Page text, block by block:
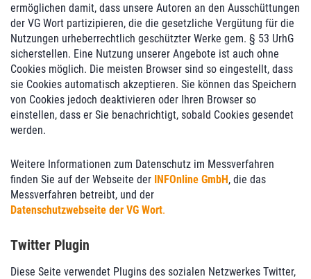
ermöglichen damit, dass unsere Autoren an den Ausschüttungen
der VG Wort partizipieren, die die gesetzliche Vergütung für die
Nutzungen urheberrechtlich geschützter Werke gem. § 53 UrhG
sicherstellen. Eine Nutzung unserer Angebote ist auch ohne
Cookies möglich. Die meisten Browser sind so eingestellt, dass
sie Cookies automatisch akzeptieren. Sie können das Speichern
von Cookies jedoch deaktivieren oder Ihren Browser so
einstellen, dass er Sie benachrichtigt, sobald Cookies gesendet
werden.
Weitere Informationen zum Datenschutz im Messverfahren
finden Sie auf der Webseite der INFOnline GmbH, die das
Messverfahren betreibt, und der
Datenschutzwebseite der VG Wort.
Twitter Plugin
Diese Seite verwendet Plugins des sozialen Netzwerkes Twitter,